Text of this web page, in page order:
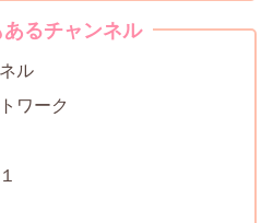
るチャンネル
ル
ワーク